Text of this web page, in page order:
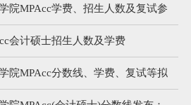
院MPAcc学费、招生人数及复试参
会计硕士招生人数及学费
院MPAcc分数线、学费、复试等拟